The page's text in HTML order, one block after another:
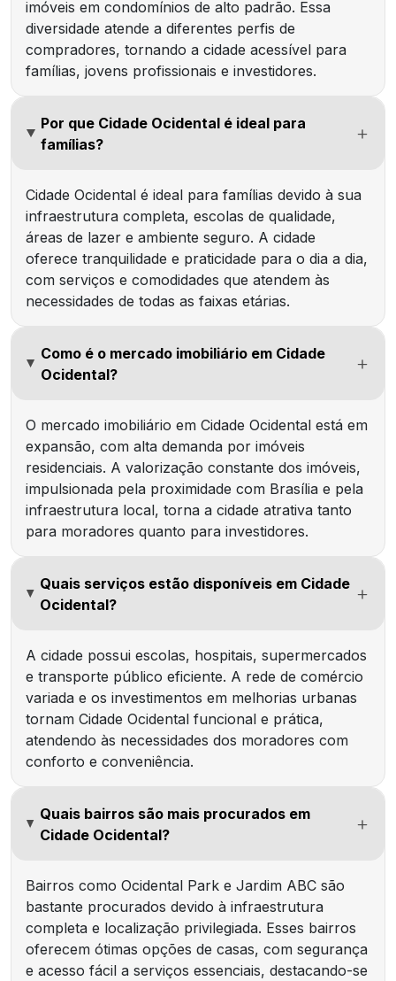
imóveis em condomínios de alto padrão. Essa
diversidade atende a diferentes perfis de
compradores, tornando a cidade acessível para
famílias, jovens profissionais e investidores.
Por que Cidade Ocidental é ideal para
famílias?
Cidade Ocidental é ideal para famílias devido à sua
infraestrutura completa, escolas de qualidade,
áreas de lazer e ambiente seguro. A cidade
oferece tranquilidade e praticidade para o dia a dia,
com serviços e comodidades que atendem às
necessidades de todas as faixas etárias.
Como é o mercado imobiliário em Cidade
Ocidental?
O mercado imobiliário em Cidade Ocidental está em
expansão, com alta demanda por imóveis
residenciais. A valorização constante dos imóveis,
impulsionada pela proximidade com Brasília e pela
infraestrutura local, torna a cidade atrativa tanto
para moradores quanto para investidores.
Quais serviços estão disponíveis em Cidade
Ocidental?
A cidade possui escolas, hospitais, supermercados
e transporte público eficiente. A rede de comércio
variada e os investimentos em melhorias urbanas
tornam Cidade Ocidental funcional e prática,
atendendo às necessidades dos moradores com
conforto e conveniência.
Quais bairros são mais procurados em
Cidade Ocidental?
Bairros como Ocidental Park e Jardim ABC são
bastante procurados devido à infraestrutura
completa e localização privilegiada. Esses bairros
oferecem ótimas opções de casas, com segurança
e acesso fácil a serviços essenciais, destacando-se